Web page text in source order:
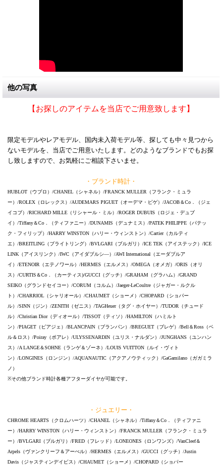
他の写真
【お探しのアイテムを当店でご用意致します】
限定モデルやレアモデル、国内未入荷モデル等、探しても中々見つから
ないモデルを、当店でご用意いたします。どのようなブランドでもお探
し致しますので、お気軽にご相談下さいませ。
・ブランド時計・
HUBLOT（ウブロ）/CHANEL（シャネル）/FRANCK MULLER（フランク・ミュラ
ー）/ROLEX（ロレックス）/AUDEMARS PIGUET（オーデマ・ピゲ）/JACOB＆Co．（ジェ
イコブ）/RICHARD MILLE（リシャール・ミル）/ROGER DUBUIS（ロジェ・デュブ
イ）/Tiffany＆Co．（ティファニー）/DUNAMIS（デュナミス）/PATEK PHILIPPE（パテッ
ク・フィリップ）/HARRY WINSTON（ハリー・ウィンストン）/Cartier（カルティ
エ）/BREITLING（ブライトリング）/BVLGARI（ブルガリ）/ICE TEK（アイステック）/ICE
LINK（アイスリンク）/IWC（アイダブルシ―）/AWI International（エーダブルア
イ）/ETENOIR（エテノワール）/HERMES（エルメス）/OMEGA（オメガ）/ORIS（オリ
ス）/CURTIS＆Co．（カーティス)/GUCCI（グッチ）/GRAHAM（グラハム）/GRAND
SEIKO（グランドセイコー）/CORUM（コルム）/Jaeger-LeCoultre（ジャガー・ルクル
ト）/CHARRIOL（シャリオール）/CHAUMET（ショーメ）/CHOPARD（ショパー
ル）/SINN（ジン）/ZENITH（ゼニス）/TAGHeuer（タグ・ホイヤー）/TUDOR（チュード
ル）/Christian Dior（ディオール）/TISSOT（ティソ）/HAMILTON（ハミルト
ン）/PIAGET（ピアジェ）/BLANCPAIN（ブランパン）/BREGUET（ブレゲ）/Bell＆Ross（ベ
ル＆ロス）/Poiray（ポアレ）/ULYSSENARDIN（ユリス・ナルダン）/JUNGHANS（ユンハン
ス）/A LANGE＆SOHNE（ランゲ＆ゾーネ）/LOUIS VUITTON（ルイ・ヴィト
ン）/LONGINES（ロンジン）/AQUANAUTIC（アクアノウティック）/GaGamilano（ガガミラ
ノ）
※その他ブランド時計各種アフターダイヤが可能です。
・ジュエリー・
CHROME HEARTS（クロムハーツ）/CHANEL（シャネル）/Tiffany＆Co．（ティファニ
ー）/HARRY WINSTON（ハリー・ウィンストン）/FRANCK MULLER（フランク・ミュラ
ー）/BVLGARI（ブルガリ）/FRED（フレッド）/LONEONES（ロンワンズ）/VanCleef＆
Arpels（ヴァンクリーフ＆アーぺル）/HERMES（エルメス）/GUCCI（グッチ）/Justin
Davis（ジャスティンデイビス）/CHAUMET（ショーメ）/CHOPARD（ショパー